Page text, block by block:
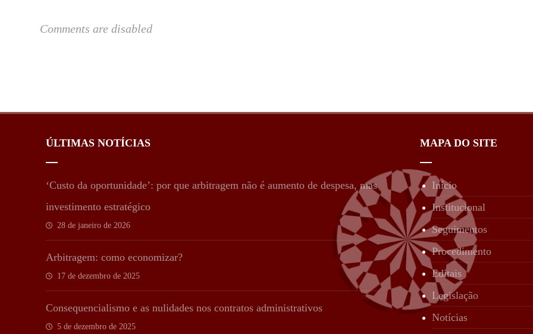
Comments are disabled
ÚLTIMAS NOTÍCIAS
‘Custo da oportunidade’: por que arbitragem não é aumento de despesa, mas
investimento estratégico
28 de janeiro de 2026
Arbitragem: como economizar?
17 de dezembro de 2025
Consequencialismo e as nulidades nos contratos administrativos
5 de dezembro de 2025
MAPA DO SITE
Início
Institucional
Seguimentos
Procedimento
Editais
Legislação
Notícias